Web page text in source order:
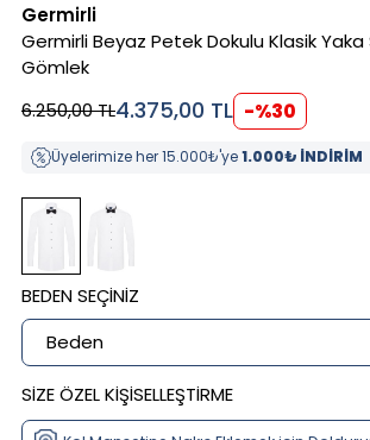
Germirli
Germirli Beyaz Petek Dokulu Klasik Yaka
Gömlek
6.250,00TL4.375,00 TL -%30
Üyelerimize her 15.000₺'ye1.000₺ İNDİRİM
BEDEN SEÇINIZ
SİZE ÖZEL KİŞİSELLEŞTİRME